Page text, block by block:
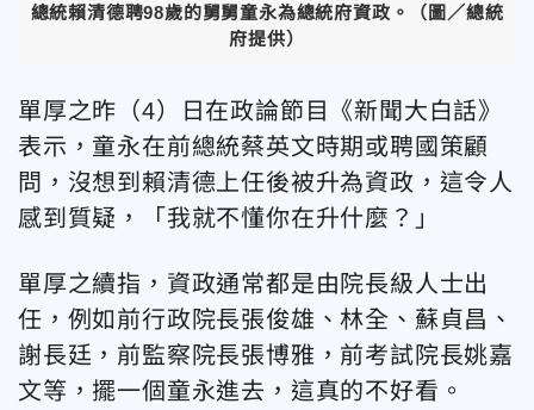
總統賴清德聘98歲的舅舅童永為總統府資政。（圖／總統
府提供）
單厚之昨（4）日在政論節目《新聞大白話》
表示，童永在前總統蔡英文時期或聘國策顧
問，沒想到賴清德上任後被升為資政，這令人
感到質疑，「我就不懂你在升什麼？」
單厚之續指，資政通常都是由院長級人士出
任，例如前行政院長張俊雄、林全、蘇貞昌、
謝長廷，前監察院長張博雅，前考試院長姚嘉
文等，擺一個童永進去，這真的不好看。